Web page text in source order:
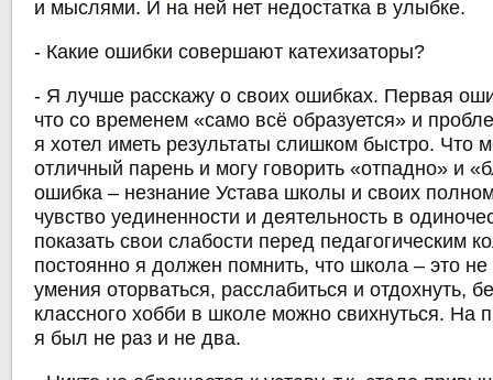
и мыслями. И на ней нет недостатка в улыбке.
- Какие ошибки совершают катехизаторы?
- Я лучше расскажу о своих ошибках. Первая
что со временем «само всё образуется» и
я хотел иметь результаты слишком быстро. Что
отличный парень и могу говорить «отпадно» и
ошибка – незнание Устава школы и своих
чувство уединенности и деятельность в
показать свои слабости перед педагогическим
постоянно я должен помнить, что школа – это
умения оторваться, расслабиться и отдохнуть,
классного хобби в школе можно свихнуться. На
я был не раз и не два.